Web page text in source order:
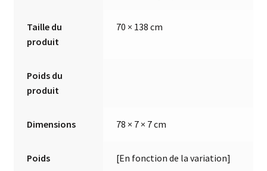
Taille du
produit
70 × 138 cm
Poids du
produit
Dimensions 78 × 7 × 7 cm
Poids [En fonction de la variation]